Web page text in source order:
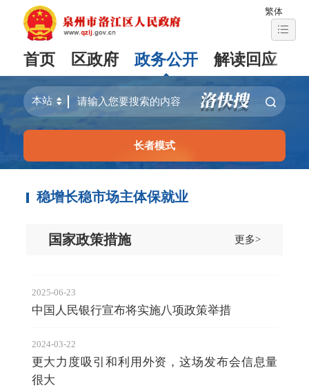
繁体
首页 区政府 政务公开 解读回应
长者模式
稳增长稳市场主体保就业
国家政策措施 更多>
2025-06-23
中国人民银行宣布将实施八项政策举措
2024-03-22
更大力度吸引和利用外资，这场发布会信息量
很大